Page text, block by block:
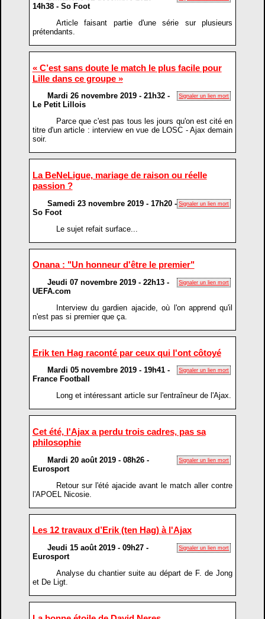
14h38 - So Foot
Article faisant partie d'une série sur plusieurs
prétendants.
« C’est sans doute le match le plus facile pour
Lille dans ce groupe »
Signaler un lien mort
Mardi 26 novembre 2019 - 21h32 -
Le Petit Lillois
Parce que c'est pas tous les jours qu'on est cité en
titre d'un article : interview en vue de LOSC - Ajax demain
soir.
La BeNeLigue, mariage de raison ou réelle
passion ?
Signaler un lien mort
Samedi 23 novembre 2019 - 17h20 -
So Foot
Le sujet refait surface...
Onana : "Un honneur d'être le premier"
Signaler un lien mort
Jeudi 07 novembre 2019 - 22h13 -
UEFA.com
Interview du gardien ajacide, où l'on apprend qu'il
n'est pas si premier que ça.
Erik ten Hag raconté par ceux qui l'ont côtoyé
Signaler un lien mort
Mardi 05 novembre 2019 - 19h41 -
France Football
Long et intéressant article sur l'entraîneur de l'Ajax.
Cet été, l'Ajax a perdu trois cadres, pas sa
philosophie
Signaler un lien mort
Mardi 20 août 2019 - 08h26 -
Eurosport
Retour sur l'été ajacide avant le match aller contre
l'APOEL Nicosie.
Les 12 travaux d’Erik (ten Hag) à l'Ajax
Signaler un lien mort
Jeudi 15 août 2019 - 09h27 -
Eurosport
Analyse du chantier suite au départ de F. de Jong
et De Ligt.